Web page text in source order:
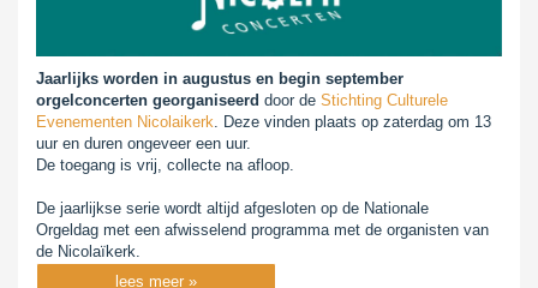
Jaarlijks worden in augustus en begin september
orgelconcerten georganiseerd door de Stichting Culturele
Evenementen Nicolaikerk . Deze vinden plaats op zaterdag om 13
uur en duren ongeveer een uur.
De toegang is vrij, collecte na afloop.
De jaarlijkse serie wordt altijd afgesloten op de Nationale
Orgeldag met een afwisselend programma met de organisten van
de Nicolaïkerk.
lees meer »